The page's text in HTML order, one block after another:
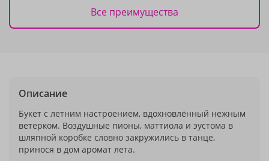
Все преимущества
Описание
Букет с летним настроением, вдохновлённый нежным
ветерком. Воздушные пионы, маттиола и эустома в
шляпной коробке словно закружились в танце,
принося в дом аромат лета.